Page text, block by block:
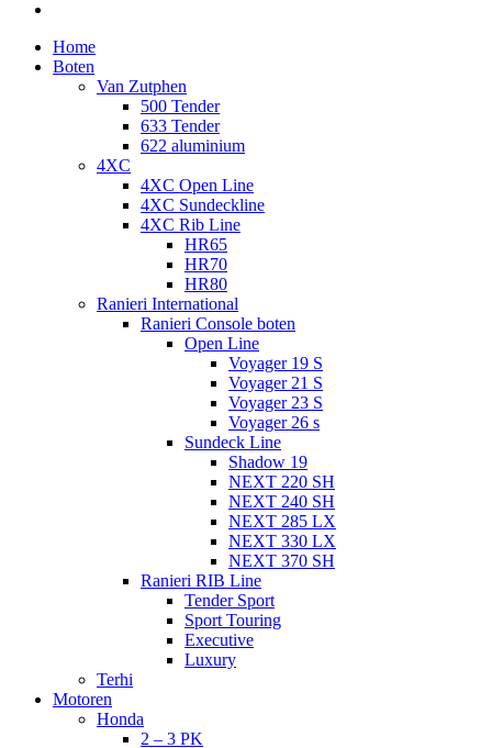
Home
Boten
Van Zutphen
500 Tender
633 Tender
622 aluminium
4XC
4XC Open Line
4XC Sundeckline
4XC Rib Line
HR65
HR70
HR80
Ranieri International
Ranieri Console boten
Open Line
Voyager 19 S
Voyager 21 S
Voyager 23 S
Voyager 26 s
Sundeck Line
Shadow 19
NEXT 220 SH
NEXT 240 SH
NEXT 285 LX
NEXT 330 LX
NEXT 370 SH
Ranieri RIB Line
Tender Sport
Sport Touring
Executive
Luxury
Terhi
Motoren
Honda
2 – 3 PK